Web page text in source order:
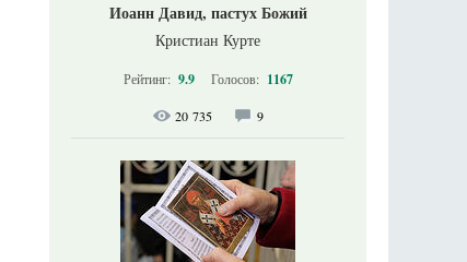
Иоанн Давид, пастух Божий
Кристиан Курте
Рейтинг: 9.9 Голосов: 1167
20 735 9